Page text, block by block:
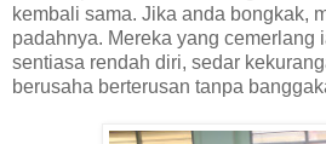
kembali sama. Jika anda bongkak,
padahnya. Mereka yang cemerlang
sentiasa rendah diri, sedar
berusaha berterusan tanpa